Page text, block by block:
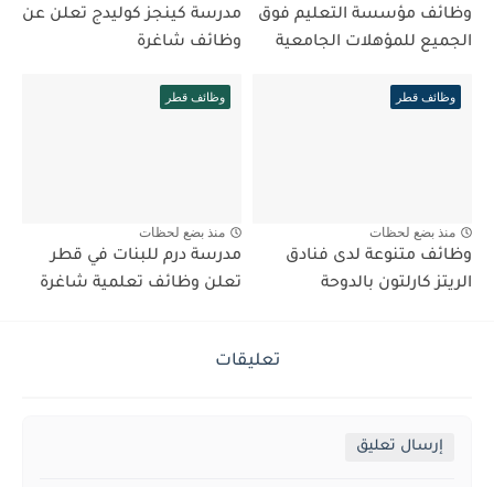
وظائف مؤسسة التعليم فوق
الجميع للمؤهلات الجامعية
مدرسة كينجز كوليدج تعلن عن
وظائف شاغرة
وظائف قطر
منذ بضع لحظات
وظائف متنوعة لدى فنادق
الريتز كارلتون بالدوحة
وظائف قطر
منذ بضع لحظات
مدرسة درم للبنات في قطر
تعلن وظائف تعلمية شاغرة
تعليقات
إرسال تعليق